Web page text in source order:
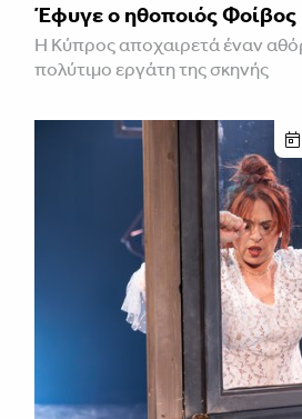
Έφυγε ο ηθοποιός Φοίβος
Η Κύπρος αποχαιρετά έναν
πολύτιμο εργάτη της σκηνής